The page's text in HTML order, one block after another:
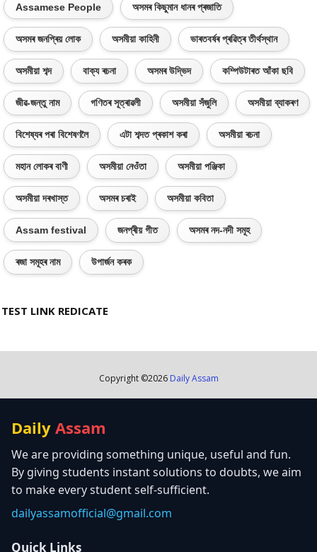
Assamese People অসমৰ কিছুমান ধানৰ প্ৰজাতি
অসমৰ জনপ্ৰিয় লোক অসমীয়া কাহিনী ভাৰতবৰ্ষৰ প্ৰৱিত্ৰ তীৰ্থস্থান
অসমীয়া শব্দ বাক্য ৰচনা অসমৰ উদ্ভিদ কম্পিউটাৰত আঁকা ছবি
জীৱ-জন্তু নাম গণিতৰ সূত্ৰাৱলী অসমীয়া সঁজুলি অসমীয়া ব্যাকৰণ
বিশেষ্যৰ পৰা বিশেষণলৈ এটা শব্দত প্ৰকাশ কৰা অসমীয়া ৰচনা
মহান লোকৰ বাণী অসমীয়া নেওঁতা অসমীয়া পঞ্জিকা
অসমীয়া দৰখাস্ত অসমৰ চৰাই অসমীয়া কবিতা
Assam festival জনপ্ৰীয় গীত অসমৰ নদ-নদী সমূহ
ৰজা সমূহৰ নাম উপাৰ্জন কৰক
TEST LINK REDICATE
Copyright ©2026 Daily Assam
Daily Assam
We are providing something unique, useful and fun.
By giving students instant solutions to doubts, we aim
to make every student self-sufficient.
dailyassamofficial@gmail.com
Quick Links